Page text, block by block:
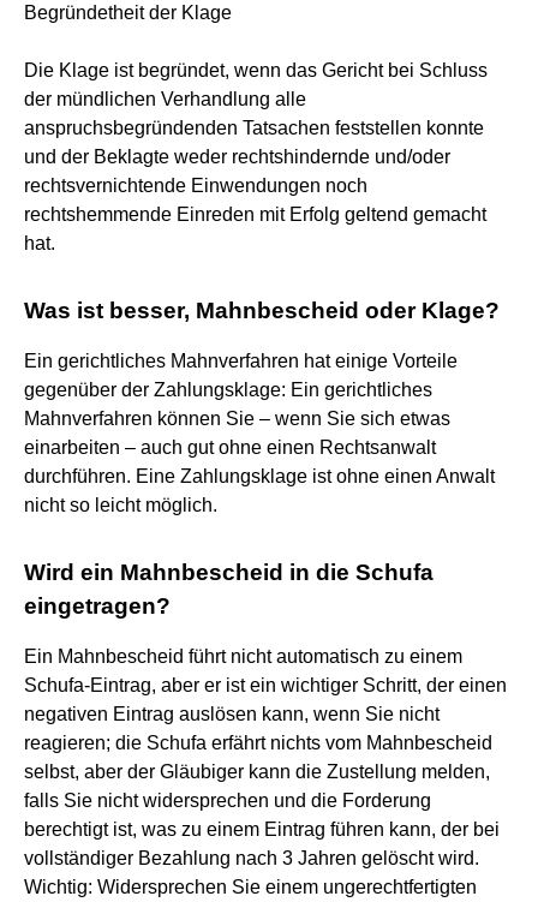
Begründetheit der Klage
Die Klage ist begründet, wenn das Gericht bei Schluss
der mündlichen Verhandlung alle
anspruchsbegründenden Tatsachen feststellen konnte
und der Beklagte weder rechtshindernde und/oder
rechtsvernichtende Einwendungen noch
rechtshemmende Einreden mit Erfolg geltend gemacht
hat.
Was ist besser, Mahnbescheid oder Klage?
Ein gerichtliches Mahnverfahren hat einige Vorteile
gegenüber der Zahlungsklage: Ein gerichtliches
Mahnverfahren können Sie – wenn Sie sich etwas
einarbeiten – auch gut ohne einen Rechtsanwalt
durchführen. Eine Zahlungsklage ist ohne einen Anwalt
nicht so leicht möglich.
Wird ein Mahnbescheid in die Schufa
eingetragen?
Ein Mahnbescheid führt nicht automatisch zu einem
Schufa-Eintrag, aber er ist ein wichtiger Schritt, der einen
negativen Eintrag auslösen kann, wenn Sie nicht
reagieren; die Schufa erfährt nichts vom Mahnbescheid
selbst, aber der Gläubiger kann die Zustellung melden,
falls Sie nicht widersprechen und die Forderung
berechtigt ist, was zu einem Eintrag führen kann, der bei
vollständiger Bezahlung nach 3 Jahren gelöscht wird.
Wichtig: Widersprechen Sie einem ungerechtfertigten